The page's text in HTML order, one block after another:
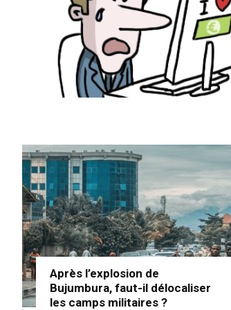
Après l’explosion de
Bujumbura, faut-il délocaliser
les camps militaires ?